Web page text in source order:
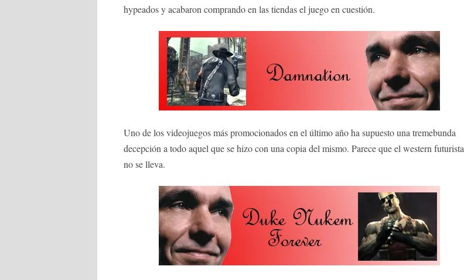
hypeados y acabaron comprando en las tiendas el juego en cuestión.
Uno de los videojuegos más promocionados en el último año ha supuesto una tremebunda
decepción a todo aquel que se hizo con una copia del mismo. Parece que el western futurista
no se lleva.